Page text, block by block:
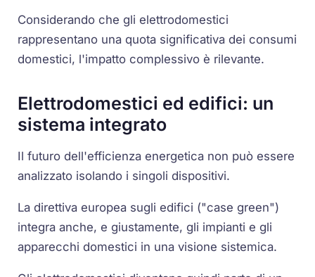
Considerando che gli elettrodomestici
rappresentano una quota significativa dei consumi
domestici, l'impatto complessivo è rilevante.
Elettrodomestici ed edifici: un
sistema integrato
Il futuro dell'efficienza energetica non può essere
analizzato isolando i singoli dispositivi.
La direttiva europea sugli edifici ("case green")
integra anche, e giustamente, gli impianti e gli
apparecchi domestici in una visione sistemica.